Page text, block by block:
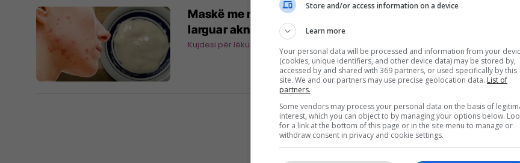
Maskë me mjaltë, sodë buke dhe uthull molle për t’i
larguar aknet
Kujdesi për lëkurën dhe trupin
Store and/or access information on a device
Learn more
Your personal data will be processed and information from your
(cookies, unique identifiers, and other device data) may be stored by,
accessed by and shared with 369 partners, or used specifically by this
site. We and our partners may use precise geolocation data. List of
partners.
Some vendors may process your personal data on the basis of
interest, which you can object to by managing your options below.
for a link at the bottom of this page or in the site menu to manage or
withdraw consent in privacy and cookie settings.